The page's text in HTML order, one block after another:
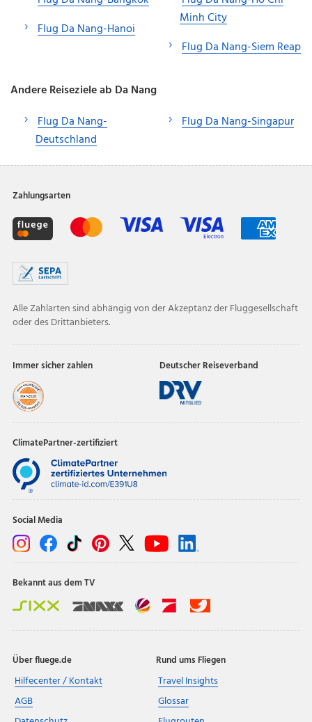
Flug Da Nang-Hanoi
Minh City
Flug Da Nang-Siem Reap
Andere Reiseziele ab Da Nang
Flug Da Nang-
Deutschland
Flug Da Nang-Singapur